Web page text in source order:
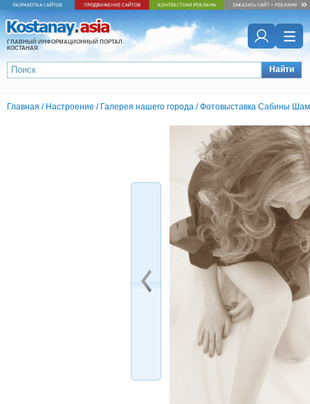
ГЛАВНЫЙ ИНФОРМАЦИОННЫЙ ПОРТАЛ
КОСТАНАЯ
Найти
Главная / Настроение / Галерея нашего города /Фотовыставка Сабины